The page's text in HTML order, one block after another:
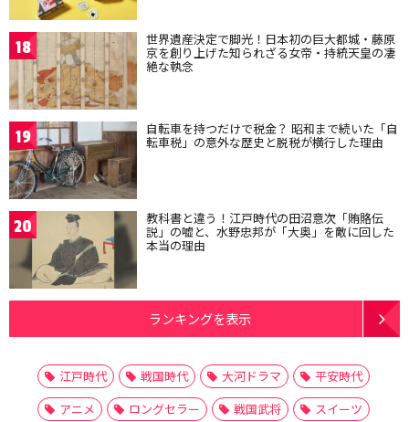
18 世界遺産決定で脚光！日本初の巨大都城・藤原
京を創り上げた知られざる女帝・持統天皇の凄
絶な執念
19 自転車を持つだけで税金？ 昭和まで続いた「自
転車税」の意外な歴史と脱税が横行した理由
20 教科書と違う！江戸時代の田沼意次「賄賂伝
説」の嘘と、水野忠邦が「大奥」を敵に回した
本当の理由
ランキングを表示
江戸時代 戦国時代 大河ドラマ
平安時代
アニメ
ロングセラー 戦国武将
スイーツ